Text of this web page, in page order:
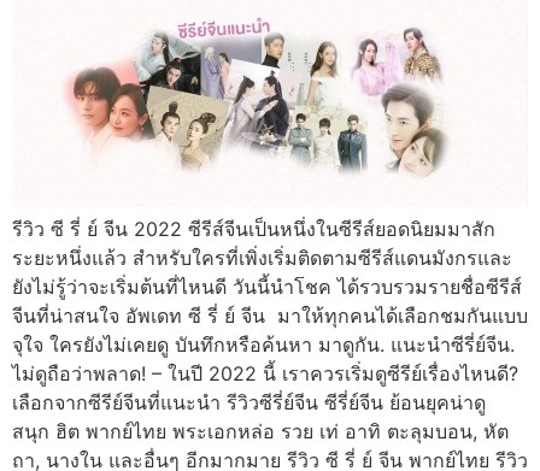
รีวิว ซี รี่ ย์ จีน 2022 ซีรีส์จีนเป็นหนึ่งในซีรีส์ยอดนิยมมาสัก
ระยะหนึ่งแล้ว สำหรับใครที่เพิ่งเริ่มติดตามซีรีส์แดนมังกรและ
ยังไม่รู้ว่าจะเริ่มต้นที่ไหนดี วันนี้นำโชค ได้รวบรวมรายชื่อซีรีส์
จีนที่น่าสนใจ อัพเดท ซี รี่ ย์ จีน มาให้ทุกคนได้เลือกชมกันแบบ
จุใจ ใครยังไม่เคยดู บันทึกหรือค้นหา มาดูกัน. แนะนำซีรี่ย์จีน.
ไม่ดูถือว่าพลาด! – ในปี 2022 นี้ เราควรเริ่มดูซีรีย์เรื่องไหนดี?
เลือกจากซีรีย์จีนที่แนะนำ รีวิวซีรี่ย์จีน ซีรี่ย์จีน ย้อนยุคน่าดู
สนุก ฮิต พากย์ไทย พระเอกหล่อ รวย เท่ อาทิ ตะลุมบอน, หัต
ถา, นางใน และอื่นๆ อีกมากมาย รีวิว ซี รี่ ย์ จีน พากย์ไทย รีวิว